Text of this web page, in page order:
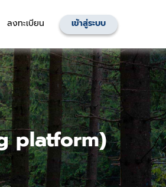
ลงทะเบียน เข้าสู่ระบบ
platform)